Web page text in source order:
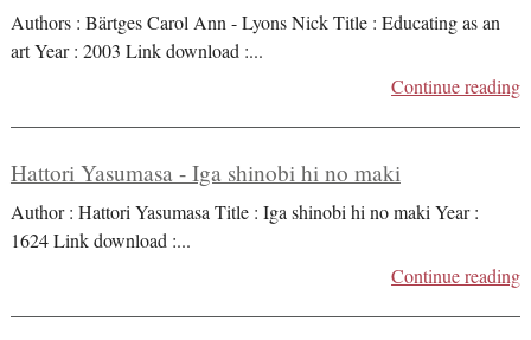
Authors : Bärtges Carol Ann - Lyons Nick Title : Educating as an
art Year : 2003 Link download :...
Continue reading
Hattori Yasumasa - Iga shinobi hi no maki
Author : Hattori Yasumasa Title : Iga shinobi hi no maki Year :
1624 Link download :...
Continue reading